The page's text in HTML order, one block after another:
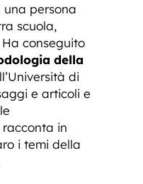
una persona
scuola,
conseguito
della
di
e articoli e
racconta in
i temi della